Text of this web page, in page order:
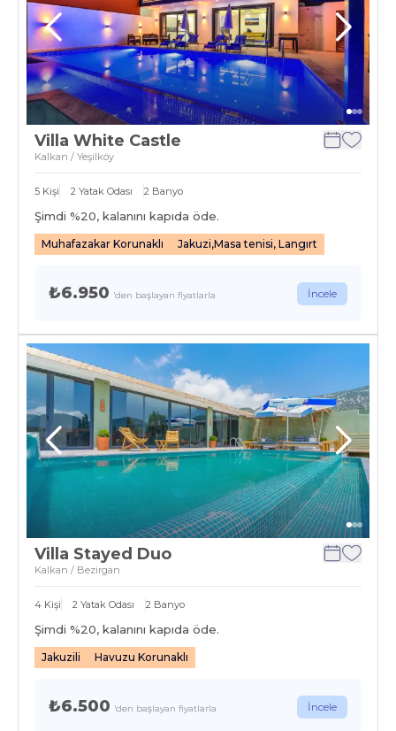
Villa White Castle
Kalkan / Yeşilköy
5 Kişi 2 Yatak Odası 2 Banyo
Şimdi %20, kalanını kapıda öde.
Muhafazakar Korunaklı Jakuzi,Masa tenisi, Langırt
₺6.950 'den başlayan fiyatlarla İncele
Villa Stayed Duo
Kalkan / Bezirgan
4 Kişi 2 Yatak Odası 2 Banyo
Şimdi %20, kalanını kapıda öde.
Jakuzili Havuzu Korunaklı
₺6.500 'den başlayan fiyatlarla İncele